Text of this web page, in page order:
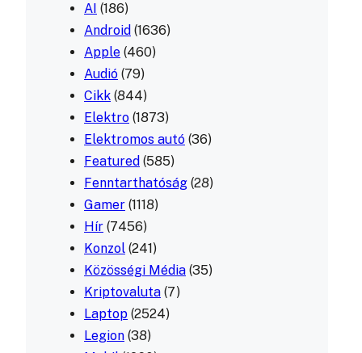
AI (186)
Android (1636)
Apple (460)
Audió (79)
Cikk (844)
Elektro (1873)
Elektromos autó (36)
Featured (585)
Fenntarthatóság (28)
Gamer (1118)
Hír (7456)
Konzol (241)
Közösségi Média (35)
Kriptovaluta (7)
Laptop (2524)
Legion (38)